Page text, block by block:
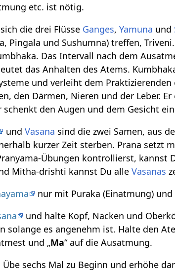
etc. ist nötig.
die drei Flüsse Ganges,Yamuna und
Pingala und Sushumna) treffen,
Das Intervall nach dem
das Anhalten des Atems.
und verleiht dem
den Därmen, Nieren und der Leber.
den Augen und dem Gesicht
undVasana sind die zwei Samen, aus
kurzer Zeit sterben. Prana setzt
Übungen kontrollierst, kannst
Mitha-drishti kannst Du alleVasanas
nur mit Puraka (Einatmung)
und halte Kopf, Nacken und
solange es angenehm ist. Halte den
und „Ma“ auf die Ausatmung.
sechs Mal zu Beginn und erhöhe